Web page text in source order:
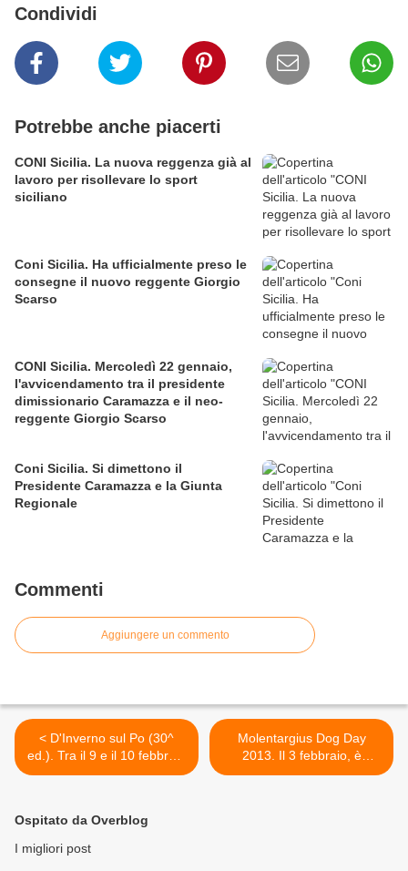
Condividi
Potrebbe anche piacerti
CONI Sicilia. La nuova reggenza già al
lavoro per risollevare lo sport
siciliano
Coni Sicilia. Ha ufficialmente preso le
consegne il nuovo reggente Giorgio
Scarso
CONI Sicilia. Mercoledì 22 gennaio,
l'avvicendamento tra il presidente
dimissionario Caramazza e il neo-
reggente Giorgio Scarso
Coni Sicilia. Si dimettono il
Presidente Caramazza e la Giunta
Regionale
Commenti
Aggiungere un commento
< D'Inverno sul Po (30^
ed.). Tra il 9 e il 10 febbraio
2013 ritorna la classica
grandi atleti del canottaggio
Molentargius Dog Day
2013. Il 3 febbraio, è
ritornata la manifestazione
Ospitato da Overblog
I migliori post